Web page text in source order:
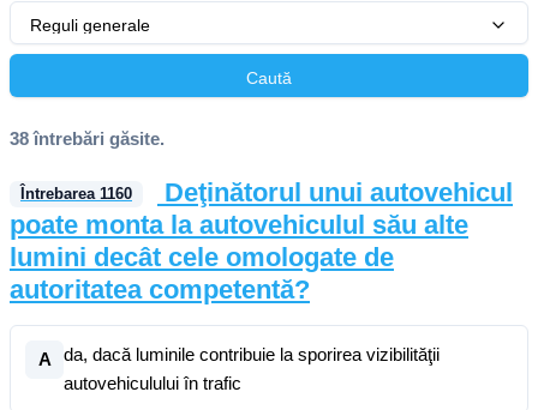
Reguli generale
Caută
38 întrebări găsite.
Întrebarea 1160
Deţinătorul unui autovehicul
poate monta la autovehiculul său alte
lumini decât cele omologate de
autoritatea competentă?
A
da, dacă luminile contribuie la sporirea vizibilităţii
autovehiculului în trafic